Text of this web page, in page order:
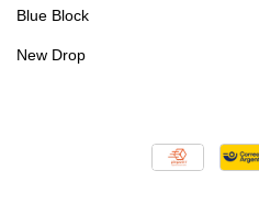
Blue Block
New Drop